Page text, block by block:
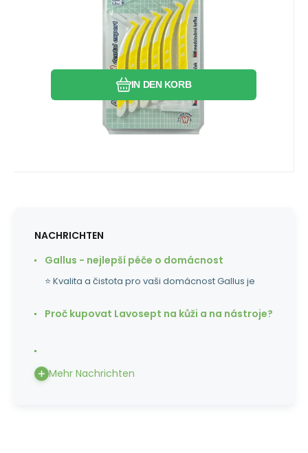
IN DEN KORB
Favorit
Vergleichen Sie
Anwendung wird besonders nach
chirurgischen Eingriffen am Zahnfleisch
NACHRICHTEN
Gallus - nejlepší péče o domácnost
⭐ Kvalita a čistota pro vaši domácnost Gallus je
Proč kupovat Lavosept na kůži a na nástroje?
Mehr Nachrichten